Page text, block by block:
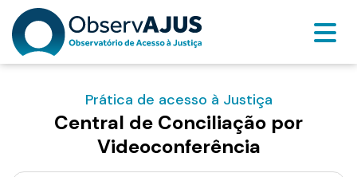
Prática de acesso à Justiça
Central de Conciliação por
Videoconferência